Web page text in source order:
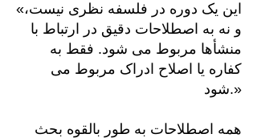
«این یک دوره در فلسفه نظری نیست،
و نه به اصطلاحات دقیق در ارتباط با
منشأها مربوط می شود. فقط به
کفاره یا اصلاح ادراک مربوط می
شود.»
همه اصطلاحات به طور بالقوه بحث